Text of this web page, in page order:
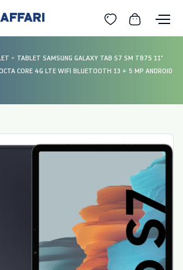
TABLET SAMSUNG GALAXY TAB S7 SM T875 11"
CORE 4G LTE WIFI BLUETOOTH 13 + 5 MP ANDROID